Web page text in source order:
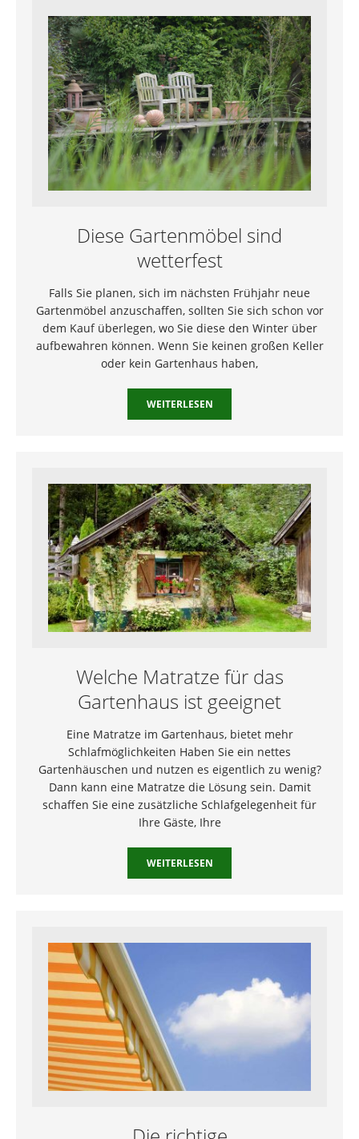
Diese Gartenmöbel sind
wetterfest
Falls Sie planen, sich im nächsten Frühjahr neue
Gartenmöbel anzuschaffen, sollten Sie sich schon vor
dem Kauf überlegen, wo Sie diese den Winter über
aufbewahren können. Wenn Sie keinen großen Keller
oder kein Gartenhaus haben,
WEITERLESEN
Welche Matratze für das
Gartenhaus ist geeignet
Eine Matratze im Gartenhaus, bietet mehr
Schlafmöglichkeiten Haben Sie ein nettes
Gartenhäuschen und nutzen es eigentlich zu wenig?
Dann kann eine Matratze die Lösung sein. Damit
schaffen Sie eine zusätzliche Schlafgelegenheit für
Ihre Gäste, Ihre
WEITERLESEN